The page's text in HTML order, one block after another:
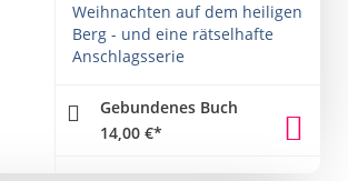
Weihnachten auf dem heiligen
Berg - und eine rätselhafte
Anschlagsserie
Gebundenes Buch
14,00 €*